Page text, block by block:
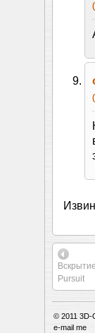
Pursuit
© 2011 3D-
e-mail me